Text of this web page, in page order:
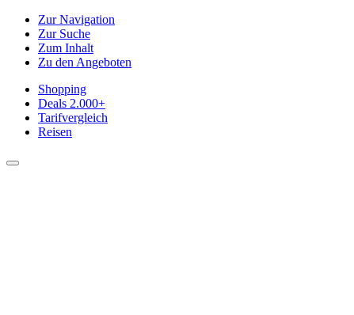
Zur Navigation
Zur Suche
Zum Inhalt
Zu den Angeboten
Shopping
Deals 2.000+
Tarifvergleich
Reisen